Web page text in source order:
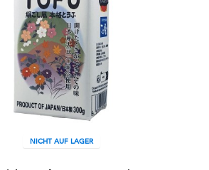
NICHT AUF LAGER